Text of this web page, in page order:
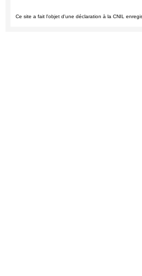
Ce site a fait l'objet d'une déclaration à la CNIL